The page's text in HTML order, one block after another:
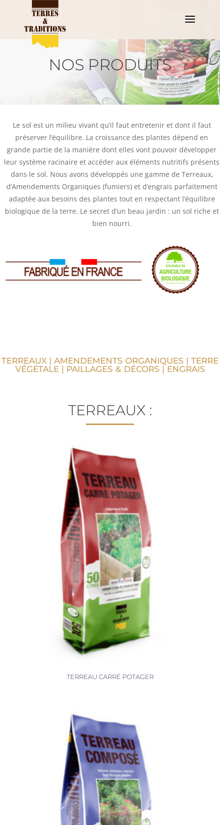
NOS PRODUITS
Le sol est un milieu vivant qu’il faut entretenir et dont il faut
préserver l’équilibre. La croissance des plantes dépend en
grande partie de la manière dont elles vont pouvoir développer
leur système racinaire et accéder aux éléments nutritifs présents
dans le sol. Nous avons développés une gamme de Terreaux,
d’Amendements Organiques (fumiers) et d’engrais parfaitement
adaptée aux besoins des plantes tout en respectant l’équilibre
biologique de la terre. Le secret d’un beau jardin : un sol riche et
bien nourri.
TERREAUX | AMENDEMENTS ORGANIQUES | TERRE
VÉGÉTALE| PAILLAGES & DÉCORS | ENGRAIS
TERREAUX :
TERREAU CARRÉ POTAGER